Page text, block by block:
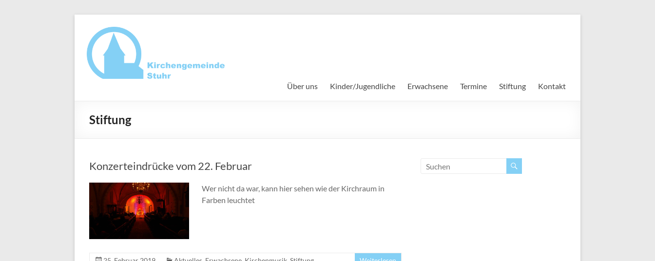
springen
luth.
Kirchengemeinde
Über uns Kinder/Jugendliche Erwachsene Termine Stiftung Kontakt
Stiftung
Konzerteindrücke vom 22. Februar
Wer nicht da war, kann hier sehen wie der Kirchraum in
Farben leuchtet